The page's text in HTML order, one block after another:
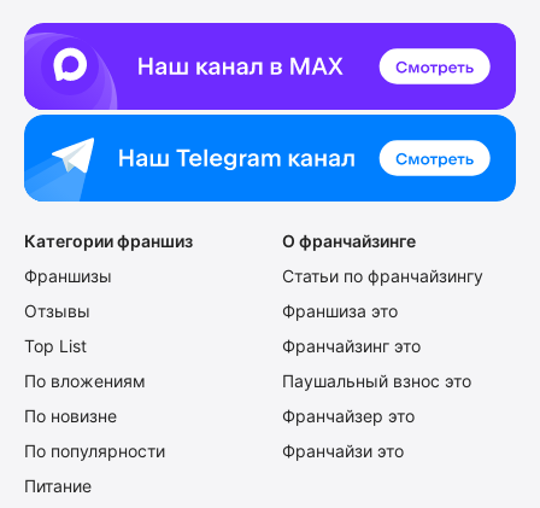
Категории франшиз
Франшизы
Отзывы
Top List
По вложениям
По новизне
По популярности
Питание
О франчайзинге
Статьи по франчайзингу
Франшиза это
Франчайзинг это
Паушальный взнос это
Франчайзер это
Франчайзи это